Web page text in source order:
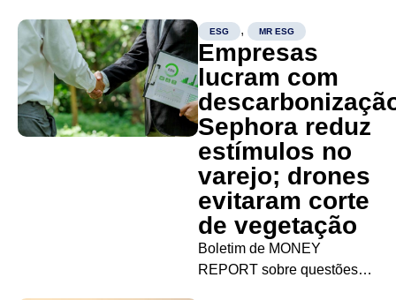
com biomateriais,
tecnologias têxteis e design
de menor impacto A Lojas
Renner S.A. firmou nesta
terça-feira (28) uma parceira
co a Aalto University, da
Finlândia, para desenvolver
estudos...
ESG , MR ESG
Empresas
lucram com
Sephora reduz
estímulos no
varejo; drones
evitaram corte
de vegetação
Boletim de MONEY
REPORT sobre questões